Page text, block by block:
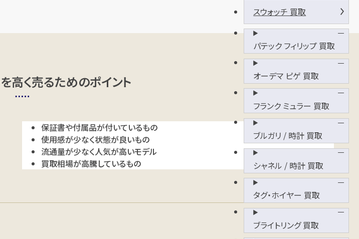
高く売るためのポイント
保証書や付属品が付いているもの
使用感が少なく状態が良いもの
流通量が少なく人気が高いモデル
買取相場が高騰しているもの
スウォッチ 買取
パテック フィリップ 買取
オーデマ ピゲ 買取
フランク ミュラー 買取
ブルガリ / 時計 買取
シャネル / 時計 買取
タグ・ホイヤー 買取
ブライトリング 買取